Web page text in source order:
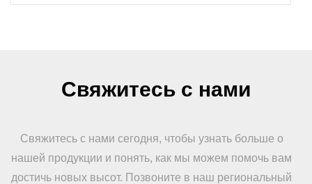
Свяжитесь с нами
Свяжитесь с нами сегодня, чтобы узнать больше о
нашей продукции и понять, как мы можем помочь вам
достичь новых высот. Позвоните в наш региональный